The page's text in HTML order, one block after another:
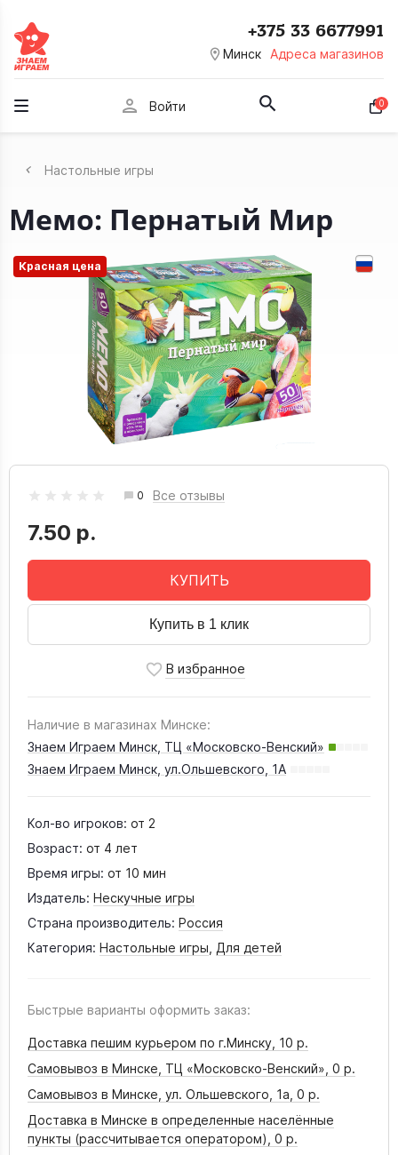
room Минск Адреса магазинов
+375 33 6677991
person Войти 0
Настольные игры
Мемо: Пернатый Мир
Красная цена
0 Все отзывы
7.50 р.
КУПИТЬ
Купить в 1 клик
Наличие в магазинах Минске:
Знаем Играем Минск, ТЦ «Московско-Венский»
Знаем Играем Минск, ул.Ольшевского, 1А
Кол-во игроков: от 2
Возраст: от 4 лет
Время игры: от 10 мин
Издатель: Нескучные игры
Страна производитель: Россия
Категория: Настольные игры Для детей
Быстрые варианты оформить заказ:
Доставка пешим курьером по г.Минску, 10 р.
Самовывоз в Минске, ТЦ «Московско-Венский», 0 р.
Самовывоз в Минске, ул. Ольшевского, 1а, 0 р.
Доставка в Минске в определенные населённые
пункты (рассчитывается оператором), 0 р.